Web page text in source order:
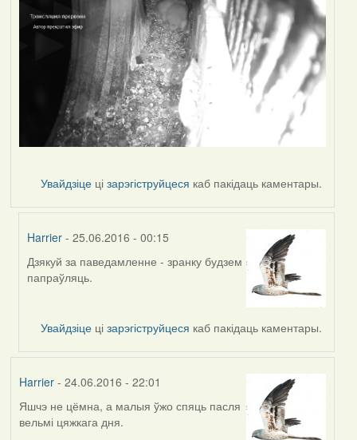
Увайдзіце цізарэгіструйцеся каб пакідаць каментары.
Harrier - 25.06.2016 - 00:15
In
reply
Дарья
Дзякуй за паведамленне - зранку будзем
папраўляць.
Увайдзіце цізарэгіструйцеся каб пакідаць каментары.
Harrier- 24.06.2016 - 22:01
Яшчэ не цёмна, а малыя ўжо спяць пасля
вельмі цяжкага дня.